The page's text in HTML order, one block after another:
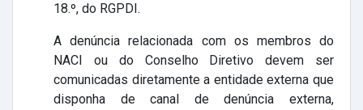
18.º, do RGPDI.
A denúncia relacionada com os membros do
NACI ou do Conselho Diretivo devem ser
comunicadas diretamente a entidade externa que
disponha de canal de denúncia externa,